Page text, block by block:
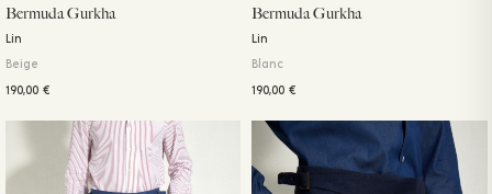
Bermuda Gurkha
Lin
Beige
190,00 €
Bermuda Gurkha
Lin
Blanc
190,00 €